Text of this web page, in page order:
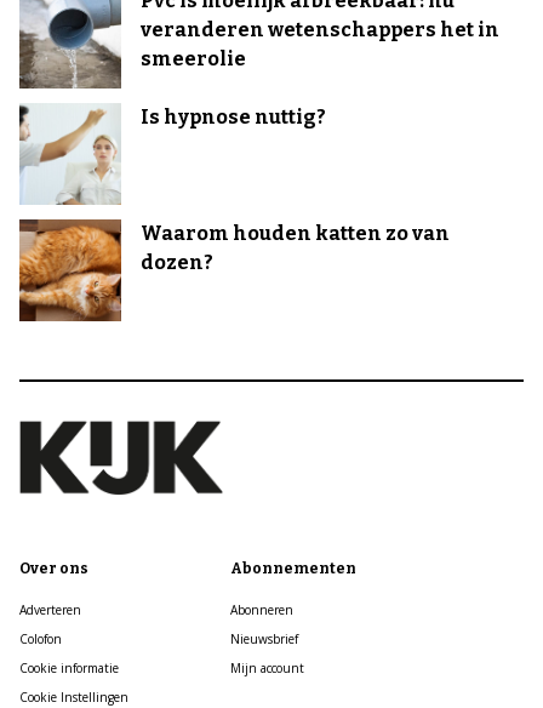
veranderen wetenschappers het in
smeerolie
Is hypnose nuttig?
Waarom houden katten zo van
dozen?
Over ons
Adverteren
Colofon
Cookie informatie
Cookie Instellingen
Abonnementen
Abonneren
Nieuwsbrief
Mijn account